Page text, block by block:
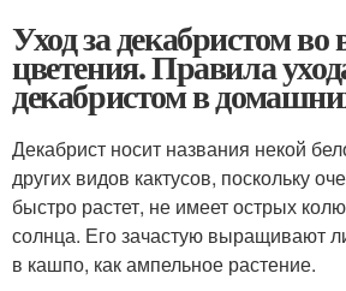
Уход за декабристом во
цветения. Правила
декабристом в
Декабрист носит названия некой
других видов кактусов, поскольку
быстро растет, не имеет острых
солнца. Его зачастую выращивают
в кашпо, как ампельное растение.